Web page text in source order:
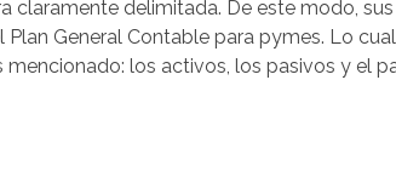
claramente delimitada. De este modo,
General Contable para pymes. Lo
los activos, los pasivos y el